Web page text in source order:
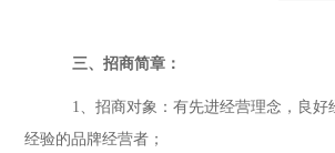
三、招商简章：
1、 招商对象：有先进经营理念，良好
经验的品牌经营者；